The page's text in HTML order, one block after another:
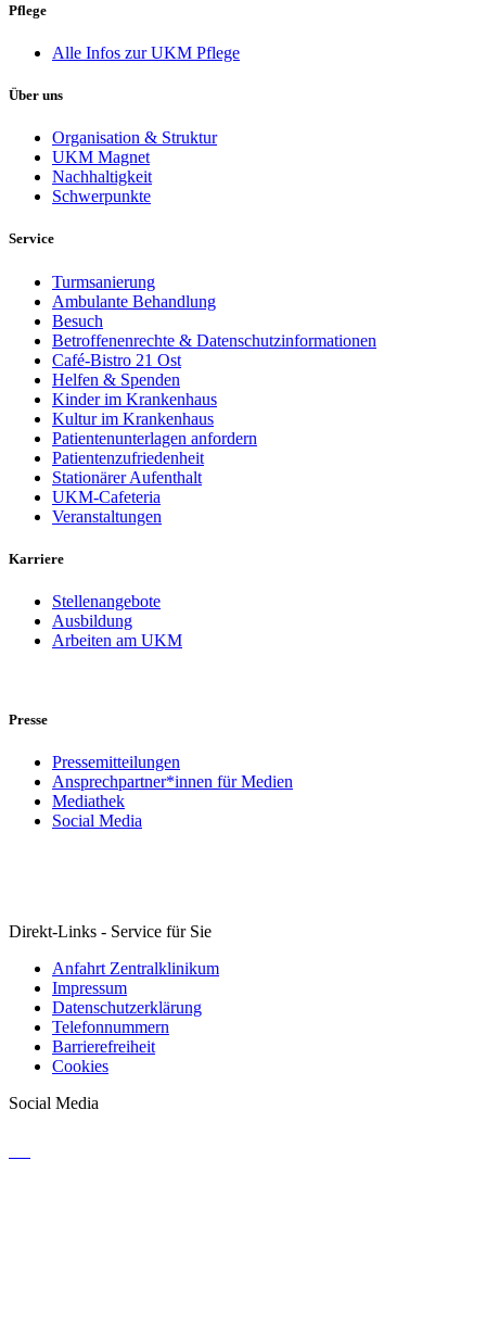
Pflege
Alle Infos zur UKM Pflege
Über uns
Organisation & Struktur
UKM Magnet
Nachhaltigkeit
Schwerpunkte
Service
Turmsanierung
Ambulante Behandlung
Besuch
Betroffenenrechte & Datenschutzinformationen
Café-Bistro 21 Ost
Helfen & Spenden
Kinder im Krankenhaus
Kultur im Krankenhaus
Patientenunterlagen anfordern
Patientenzufriedenheit
Stationärer Aufenthalt
UKM-Cafeteria
Veranstaltungen
Karriere
Stellenangebote
Ausbildung
Arbeiten am UKM
Presse
Pressemitteilungen
Ansprechpartner*innen für Medien
Mediathek
Social Media
Direkt-Links - Service für Sie
Anfahrt Zentralklinikum
Impressum
Datenschutzerklärung
Telefonnummern
Barrierefreiheit
Cookies
Social Media